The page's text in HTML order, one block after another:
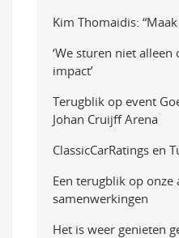
Kim Thomaidis:
‘We sturen niet
impact’
Terugblik op event
Johan Cruijff Arena
ClassicCarRatings en
Een terugblik op
samenwerkingen
Het is weer genieten